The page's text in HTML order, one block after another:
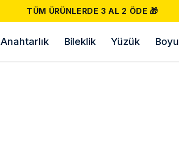
TÜM ÜRÜNLERDE 3 AL 2 ÖDE 🎁
Anahtarlık Bileklik Yüzük